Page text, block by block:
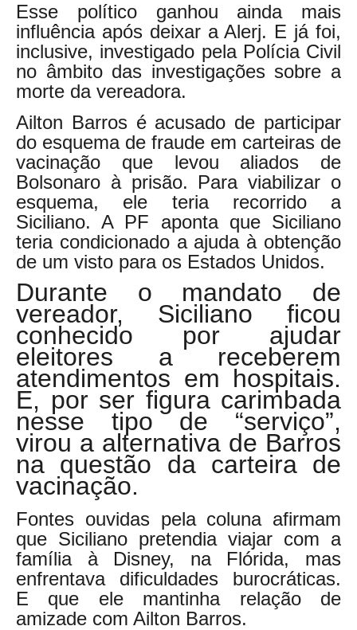
Esse político ganhou ainda mais
influência após deixar a Alerj. E já foi,
inclusive, investigado pela Polícia Civil
no âmbito das investigações sobre a
morte da vereadora.
Ailton Barros é acusado de participar
do esquema de fraude em carteiras de
vacinação que levou aliados de
Bolsonaro à prisão. Para viabilizar o
esquema, ele teria recorrido a
Siciliano. A PF aponta que Siciliano
teria condicionado a ajuda à obtenção
de um visto para os Estados Unidos.
Durante o mandato de
vereador, Siciliano ficou
conhecido por ajudar
eleitores a receberem
atendimentos em hospitais.
E, por ser figura carimbada
nesse tipo de “serviço”,
virou a alternativa de Barros
na questão da carteira de
vacinação.
Fontes ouvidas pela coluna afirmam
que Siciliano pretendia viajar com a
família à Disney, na Flórida, mas
enfrentava dificuldades burocráticas.
E que ele mantinha relação de
amizade com Ailton Barros.